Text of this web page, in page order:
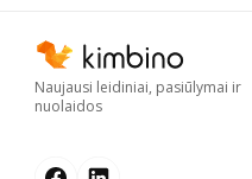
Naujausi leidiniai, pasiūlymai ir
nuolaidos